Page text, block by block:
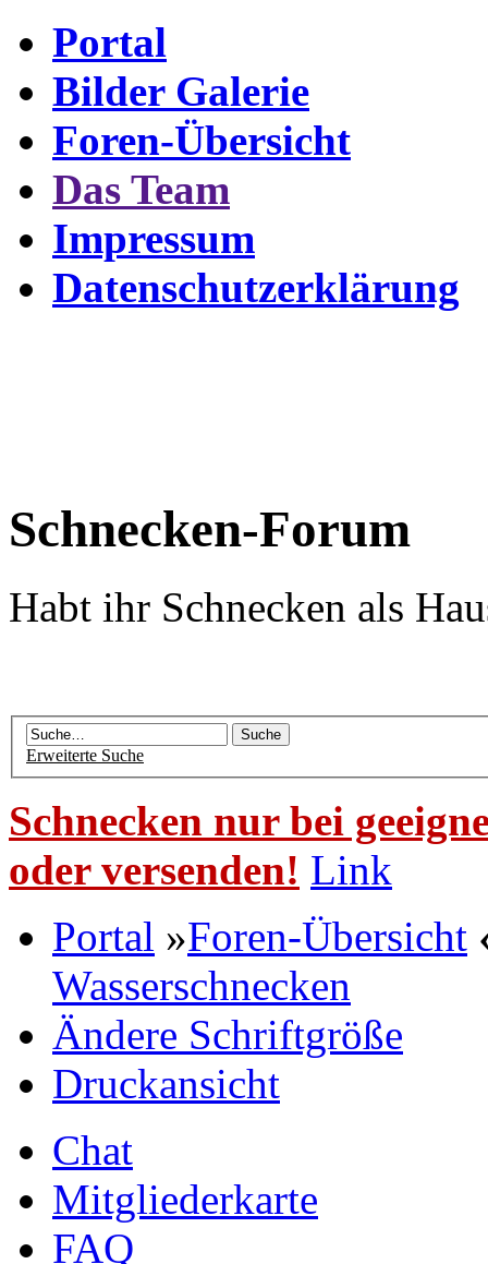
Portal
Bilder Galerie
Foren-Übersicht
Das Team
Impressum
Datenschutzerklärung
Schnecken-Forum
Habt ihr Schnecken als
Erweiterte Suche
Schnecken nur bei
oder versenden! Link
Portal »Foren-Übersicht
Wasserschnecken
Ändere Schriftgröße
Druckansicht
Chat
Mitgliederkarte
FAQ